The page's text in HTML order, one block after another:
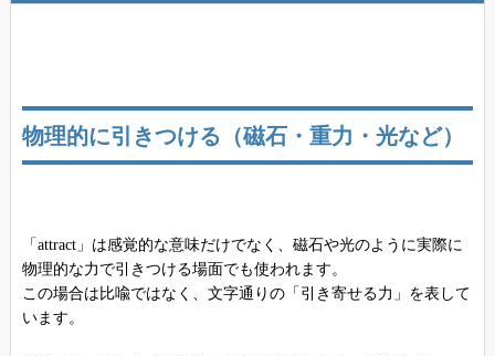
物理的に引きつける（磁石・重力・光など）
「attract」は感覚的な意味だけでなく、磁石や光のように実際に
物理的な力で引きつける場面でも使われます。
この場合は比喩ではなく、文字通りの「引き寄せる力」を表して
います。